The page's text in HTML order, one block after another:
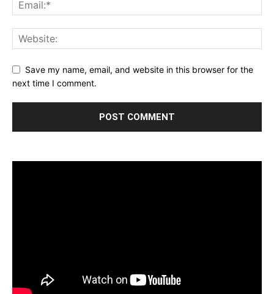
Save my name, email, and website in this browser for the
next time I comment.